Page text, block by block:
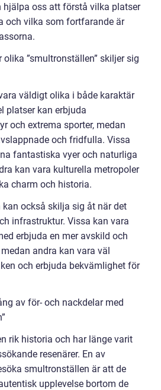
hjälpa oss att förstå vilka platser
och vilka som fortfarande är
”smultronställen” skiljer sig
väldigt olika i både karaktär
platser kan erbjuda
och extrema sporter, medan
och fridfulla. Vissa
fantastiska vyer och naturliga
kan vara kulturella metropoler
charm och historia.
också skilja sig åt när det
infrastruktur. Vissa kan vara
erbjuda en mer avskild och
andra kan vara väl
och erbjuda bekvämlighet för
av för- och nackdelar med
rik historia och har länge varit
resenärer. En av
smultronställen är att de
upplevelse bortom de